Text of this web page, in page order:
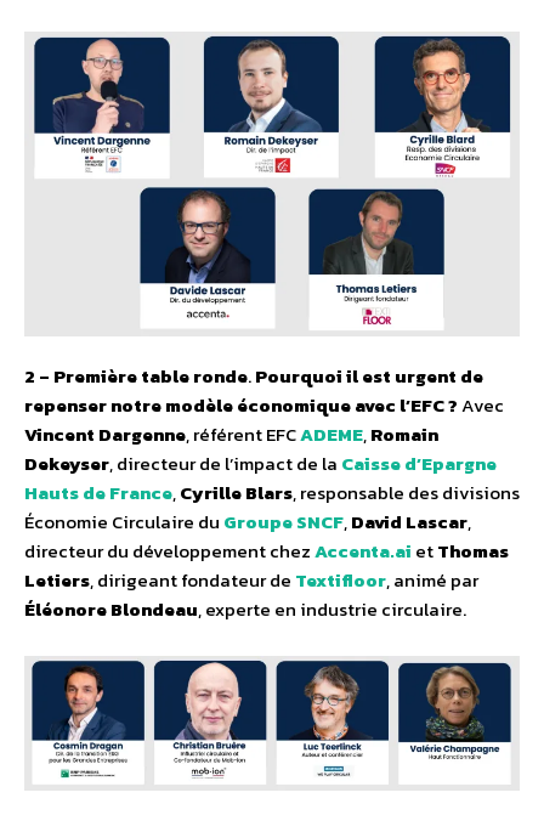
2 – Première table ronde.Pourquoi il est urgent de
repenser notre modèle économique avec l’EFC ?Avec
Vincent Dargenne, référent EFCADEME,Romain
Dekeyser, directeur de l’impact de la Caisse d’Epargne
Hauts de France,Cyrille Blars, responsable des divisions
Économie Circulaire du Groupe SNCF,David Lascar,
directeur du développement chezAccenta.ai etThomas
Letiers, dirigeant fondateur de Textifloor, animé par
Éléonore Blondeau, experte en industrie circulaire.